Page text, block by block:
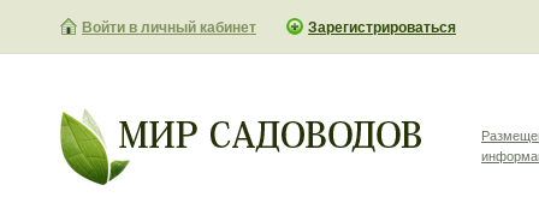
Войти в личный кабинет Зарегистрироваться